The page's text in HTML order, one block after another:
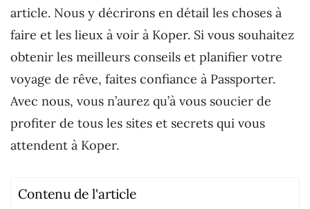
article. Nous y décrirons en détail les choses à
faire et les lieux à voir à Koper. Si vous souhaitez
obtenir les meilleurs conseils et planifier votre
voyage de rêve, faites confiance à Passporter.
Avec nous, vous n’aurez qu’à vous soucier de
profiter de tous les sites et secrets qui vous
attendent à Koper.
Contenu de l'article